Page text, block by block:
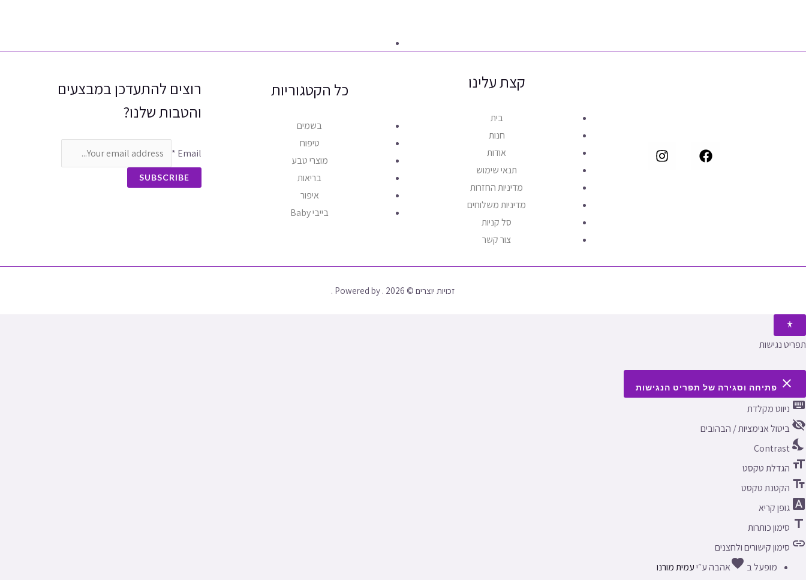
קצת עלינו
בית
חנות
אודות
תנאי שימוש
מדיניות החזרות
מדיניות משלוחים
סל קניות
צור קשר
כל הקטגוריות
בשמים
טיפוח
מוצרי טבע
בריאות
איפור
בייבי Baby
רוצים להתעדכן במבצעים
והטבות שלנו?
Email
*
SUBSCRIBE
זכויות יוצרים © 2026 . Powered by .
תפריט נגישות
close פתיחה וסגירה של תפריט הנגישות
keyboard ניווט מקלדת
visibility_offביטול אנימציות / הבהובים
nights_stay
Contrast
format_size הגדלת טקסט
text_fields הקטנת טקסט
font_download גופן קריא
title סימון כותרות
link סימון קישורים ולחצנים
מופעל ב favoriteאהבהע״יעמית מורנו